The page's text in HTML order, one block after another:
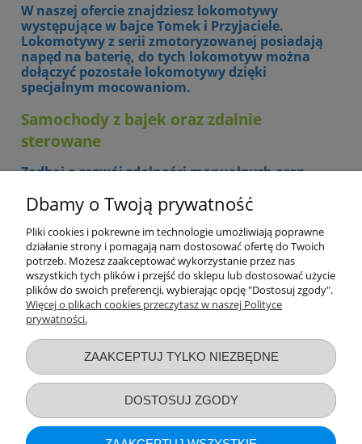
W naszej ofercie znajdziesz lokomotywy
występujące w bajce Tomek i Przyjaciele.
Lokomotywy z serii zmotoryzowanej posiadają
napęd na baterię, do tych lokomotyw można
dołączyć pozostałe lokomotywy dzięki
specjalnym mocowaniom.
Samochody z bajek oraz zdalnie
sterowane
Zadbaj o rozwój zdolności manualnych oraz
zdalnie sterowanemu. W naszej ofercie
znajdziesz mini wersję Fiata 500, autko zapewnia
rzeczywiste odgłosy samochodu, jego kierownica
zachowuje się dokładnie tak, jak prawdziwa
kierownica w aucie. W naszej ofercie posiadamy
również inne samochody zdalnie sterowane oraz
mini samochodziki Hot Wheels.
Dbamy o Twoją prywatność
Pliki cookies i pokrewne im technologie umożliwiają poprawne
działanie strony i pomagają nam dostosować ofertę do Twoich
potrzeb. Możesz zaakceptować wykorzystanie przez nas
wszystkich tych plików i przejść do sklepu lub dostosować użycie
plików do swoich preferencji, wybierając opcję "Dostosuj zgody".
Więcej o plikach cookies przeczytasz w naszej Polityce
prywatności.
ZAAKCEPTUJ TYLKO NIEZBĘDNE
DOSTOSUJ ZGODY